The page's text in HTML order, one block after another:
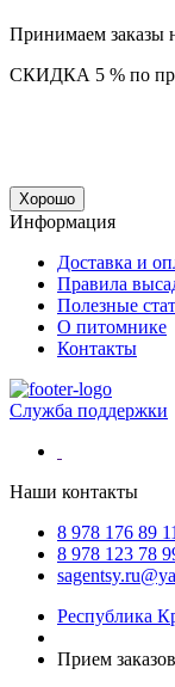
Принимаем заказы
СКИДКА 5 % по
Хорошо
Информация
Доставка и
Правила
Полезные
О питомнике
Контакты
Служба поддержки
Наши контакты
8 978 176 89 11
8 978 123 78
Республика
Прием